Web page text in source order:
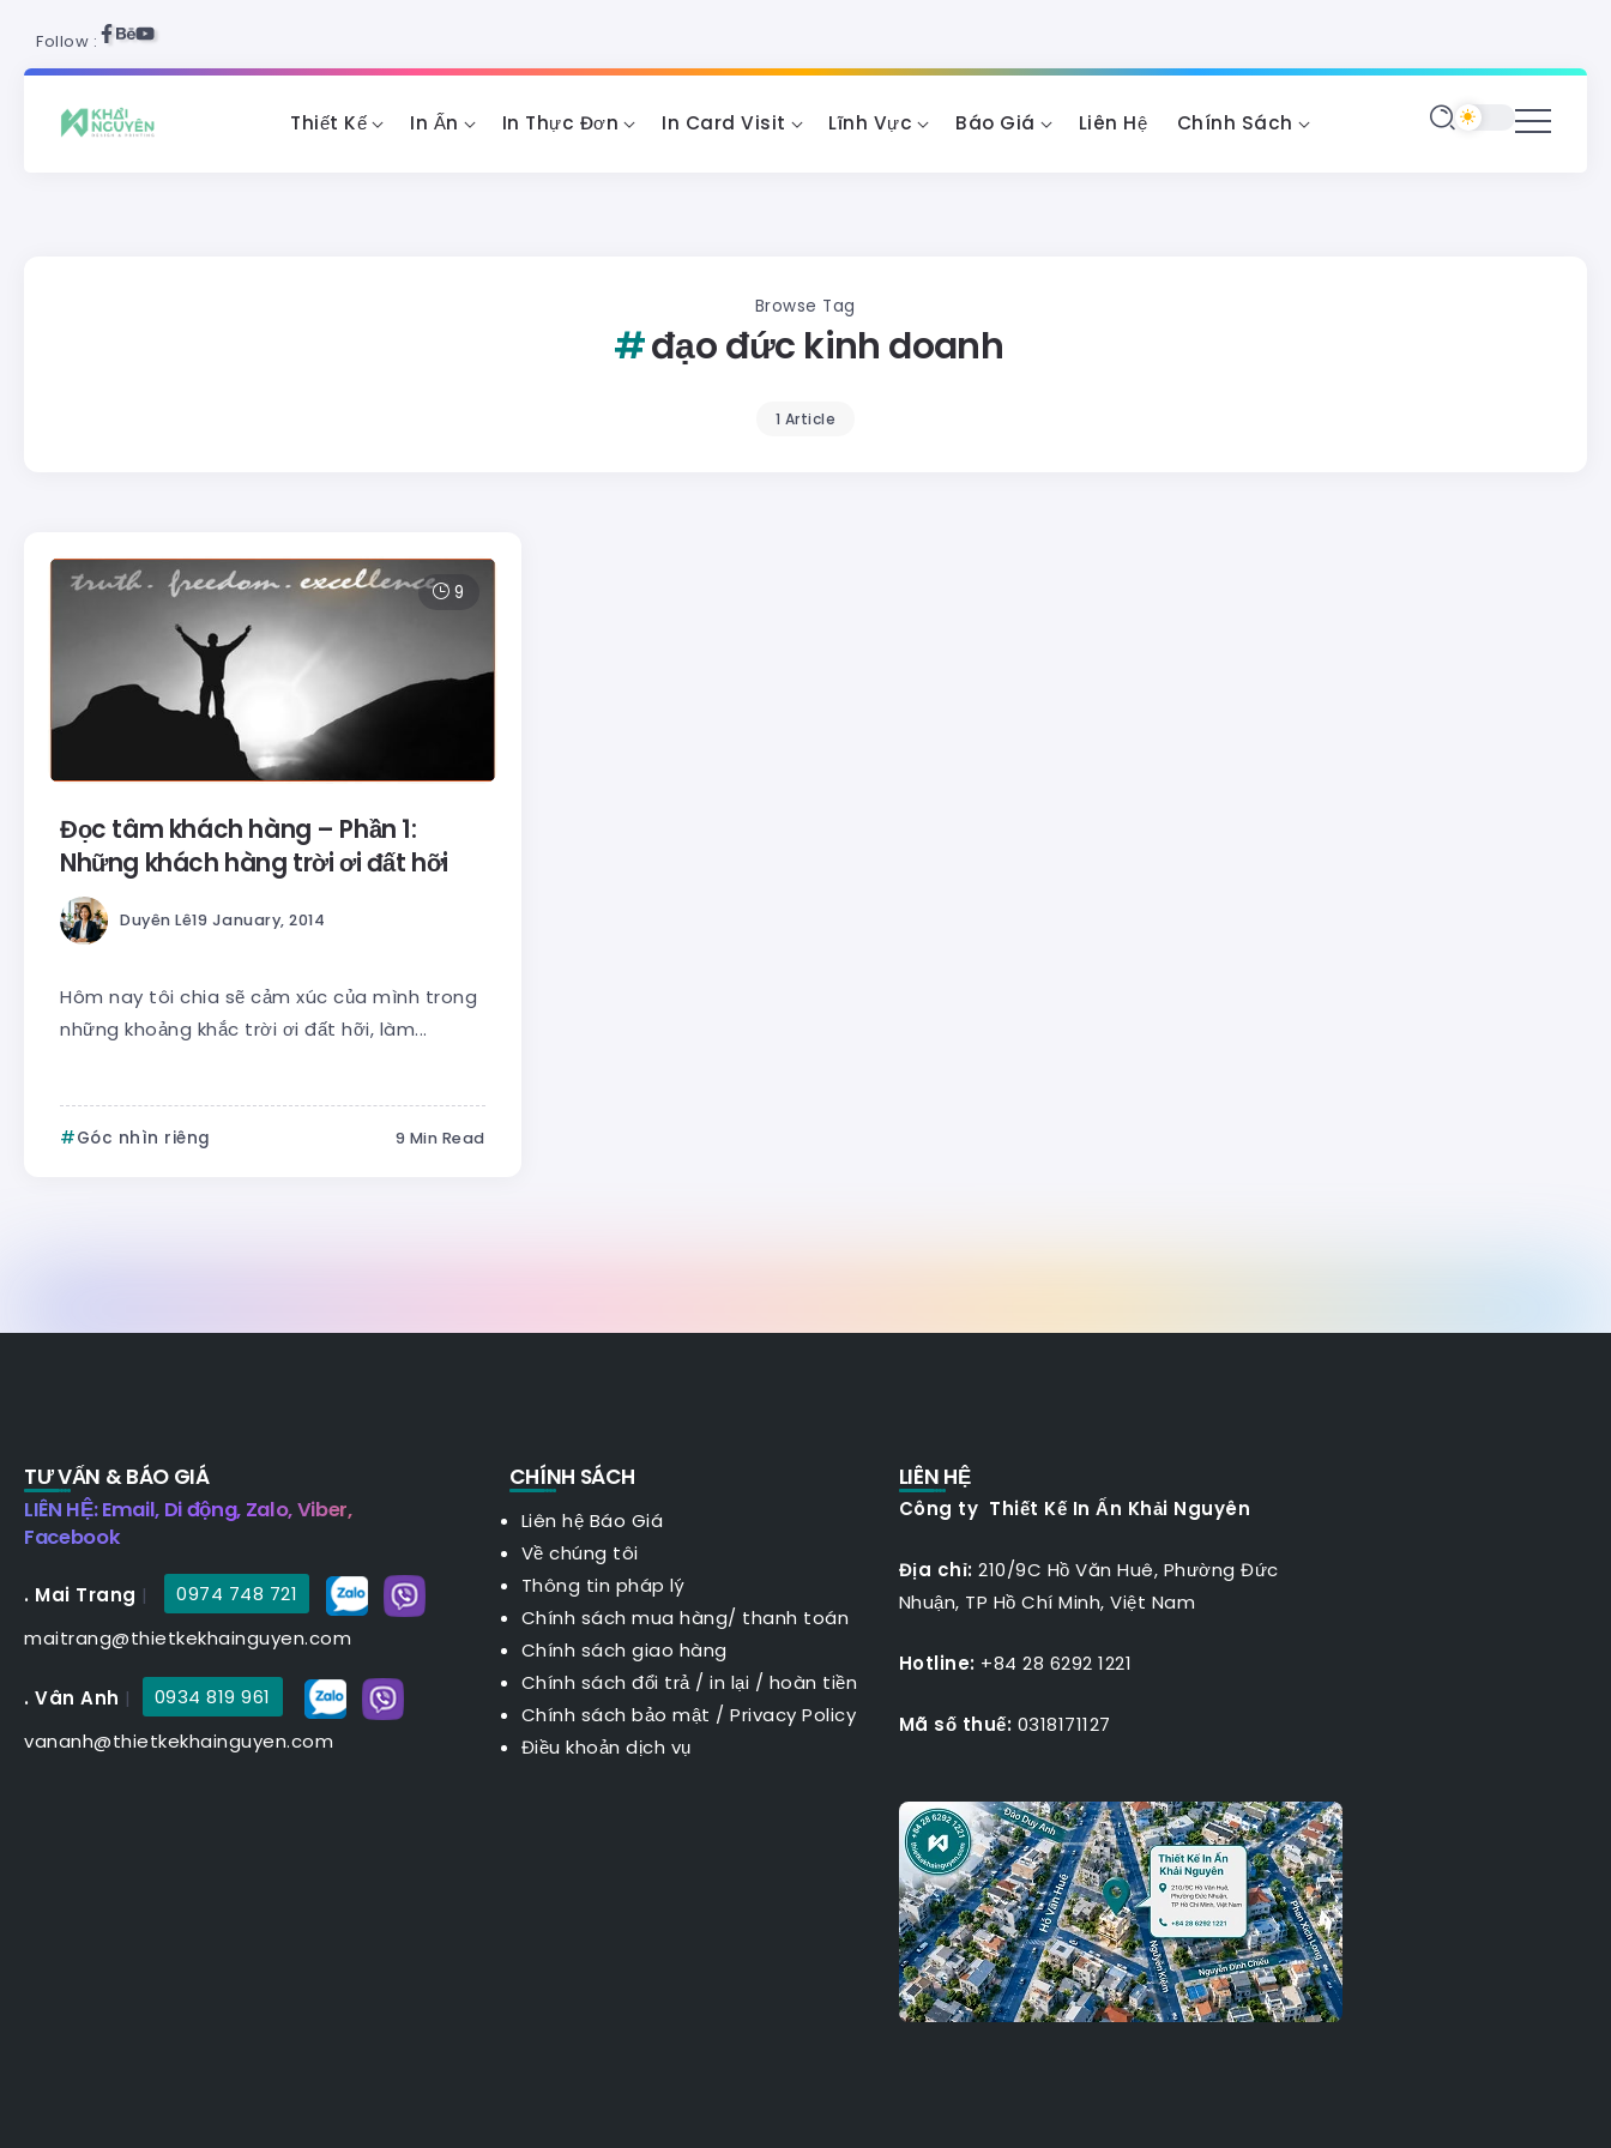
Follow :
Thiết Kế In Ấn In Thực Đơn In Card Visit Lĩnh Vực Báo Giá Liên Hệ Chính Sách
Browse Tag
đạo đức kinh doanh
1 Article
9
Đọc tâm khách hàng – Phần 1:
Những khách hàng trời ơi đất hỡi
Duyên Lê19 January, 2014
Hôm nay tôi chia sẽ cảm xúc của mình trong
những khoảng khắc trời ơi đất hỡi, làm...
Góc nhìn riêng 9 Min Read
TƯ VẤN & BÁO GIÁ
LIÊN HỆ: Email, Di động, Zalo, Viber,
Facebook
. Mai Trang |
0974 748 721
maitrang@thietkekhainguyen.com
. Vân Anh |
0934 819 961
vananh@thietkekhainguyen.com
CHÍNH SÁCH
Liên hệ Báo Giá
Về chúng tôi
Thông tin pháp lý
Chính sách mua hàng/ thanh toán
Chính sách giao hàng
Chính sách đổi trả / in lại / hoàn tiền
Chính sách bảo mật /Privacy Policy
Điều khoản dịch vụ
LIÊN HỆ
Công ty Thiết Kế In Ấn Khải Nguyên
Địa chỉ: 210/9C Hồ Văn Huê, Phường Đức
Nhuận, TP Hồ Chí Minh, Việt Nam
Hotline: +84 28 6292 1221
Mã số thuế: 0318171127